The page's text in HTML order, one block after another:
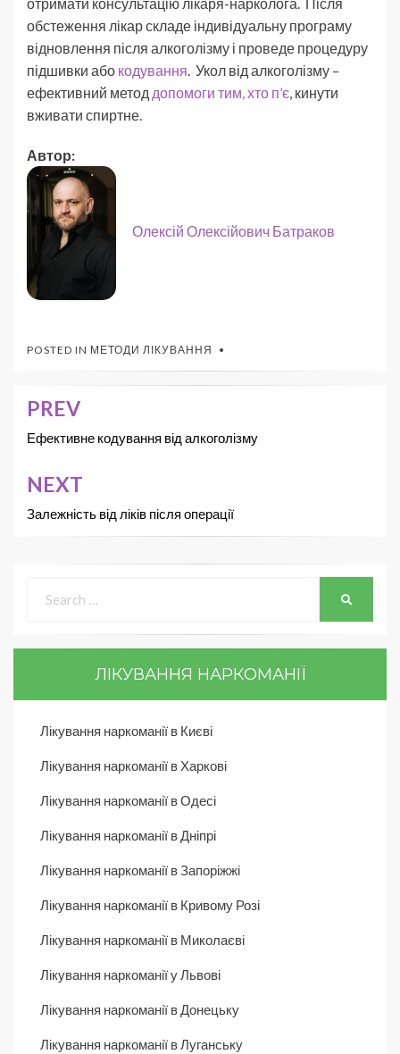
обстеження лікар складе індивідуальну програму
відновлення після алкоголізму і проведе процедуру
підшивки або кодування. Укол від алкоголізму –
ефективний метод допомоги тим, хто п’є, кинути
вживати спиртне.
Автор:
Олексій Олексійович Батраков
POSTED IN МЕТОДИ ЛІКУВАННЯ
PREV
Ефективне кодування від алкоголізму
NEXT
Залежність від ліків після операції
ЛІКУВАННЯ НАРКОМАНІЇ
Лікування наркоманії в Києві
Лікування наркоманії в Харкові
Лікування наркоманії в Одесі
Лікування наркоманії в Дніпрі
Лікування наркоманії в Запоріжжі
Лікування наркоманії в Кривому Розі
Лікування наркоманії в Миколаєві
Лікування наркоманії у Львові
Лікування наркоманії в Донецьку
Лікування наркоманії в Луганську